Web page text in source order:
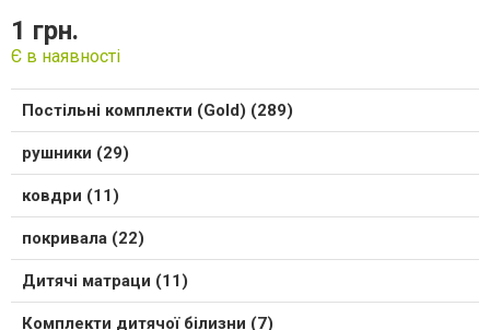
1 грн.
Є в наявності
Постільні комплекти (Gold) (289)
рушники (29)
ковдри (11)
покривала (22)
Дитячі матраци (11)
Комплекти дитячої білизни (7)